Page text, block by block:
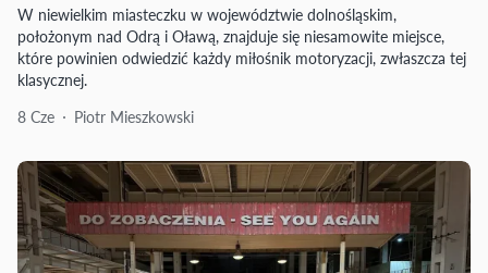
W niewielkim miasteczku w województwie dolnośląskim,
położonym nad Odrą i Oławą, znajduje się niesamowite miejsce,
które powinien odwiedzić każdy miłośnik motoryzacji, zwłaszcza tej
klasycznej.
8 Cze
Piotr Mieszkowski